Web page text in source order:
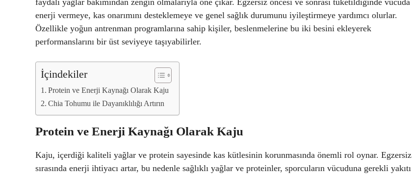
faydalı yağlar bakımından zengin olmalarıyla öne çıkar. Egzersiz öncesi ve sonrası tüketildiğinde vücuda
enerji vermeye, kas onarımını desteklemeye ve genel sağlık durumunu iyileştirmeye yardımcı olurlar.
Özellikle yoğun antrenman programlarına sahip kişiler, beslenmelerine bu iki besini ekleyerek
performanslarını bir üst seviyeye taşıyabilirler.
İçindekiler
Protein ve Enerji Kaynağı Olarak Kaju
Chia Tohumu ile Dayanıklılığı Artırın
Protein ve Enerji Kaynağı Olarak Kaju
Kaju, içerdiği kaliteli yağlar ve protein sayesinde kas kütlesinin korunmasında önemli rol oynar. Egzersiz
sırasında enerji ihtiyacı artar, bu nedenle sağlıklı yağlar ve proteinler, sporcuların vücuduna gerekli yakıtı